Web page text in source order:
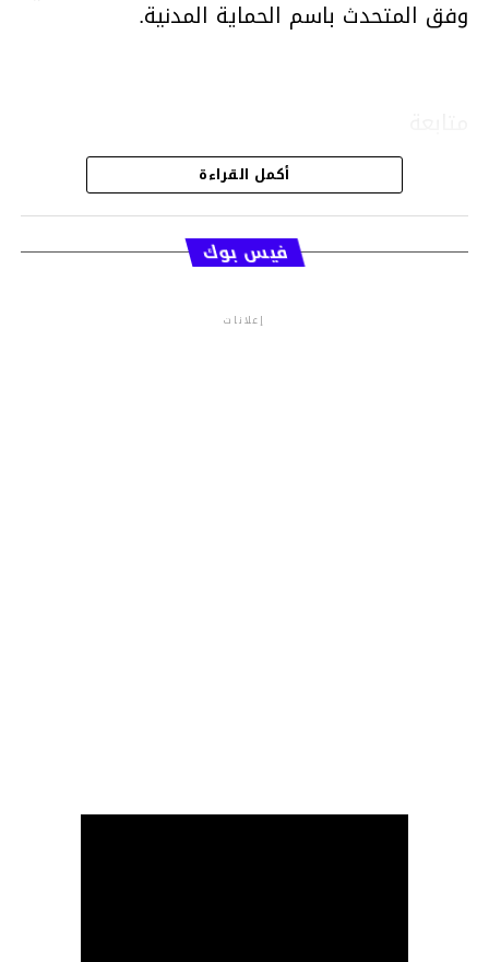
وفق المتحدث باسم الحماية المدنية.
قسم الاخبار
أكمل القراءة
فيس بوك
إعلانات